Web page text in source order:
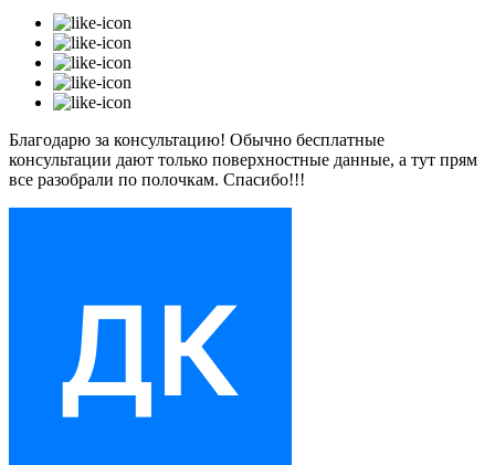
Благодарю за консультацию! Обычно бесплатные
консультации дают только поверхностные данные, а тут прям
все разобрали по полочкам. Спасибо!!!